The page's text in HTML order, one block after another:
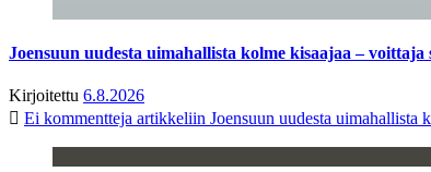
Joensuun uudesta uimahallista kolme kisaajaa – voittaja
Kirjoitettu 6.8.2026
Ei kommentteja artikkeliin Joensuun uudesta uimahallista